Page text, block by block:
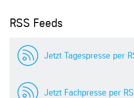
RSS Feeds
Jetzt Tagespresse per
Jetzt Fachpresse per